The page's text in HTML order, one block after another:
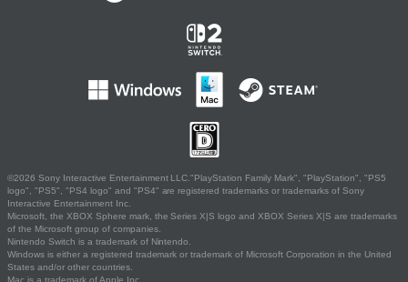
©2026 Sony Interactive Entertainment LLC."PlayStation Family Mark", "PlayStation", "PS5
logo", "PS5", "PS4 logo" and "PS4" are registered trademarks or trademarks of Sony
Interactive Entertainment Inc.
Microsoft, the XBOX Sphere mark, the Series X|S logo and XBOX Series X|S are trademarks
of the Microsoft group of companies.
Nintendo Switch is a trademark of Nintendo.
Windows is either a registered trademark or trademark of Microsoft Corporation in the United
States and/or other countries.
Mac is a trademark of Apple Inc.